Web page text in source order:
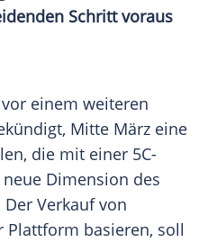
Schritt voraus
einem weiteren
Mitte März eine
die mit einer 5C-
Dimension des
Verkauf von
Plattform basieren, soll